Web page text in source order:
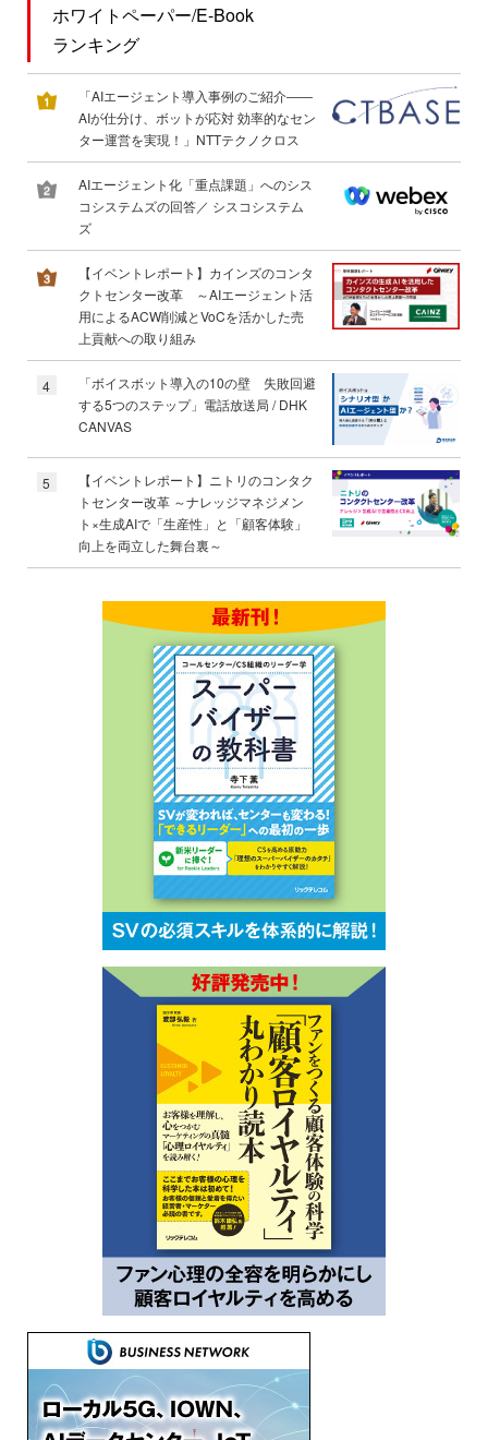
ホワイトペーパー/E-Book
ランキング
「AIエージェント導入事例のご紹介――
AIが仕分け、ボットが応対 効率的なセン
ター運営を実現！」NTTテクノクロス
AIエージェント化「重点課題」へのシス
コシステムズの回答／ シスコシステム
ズ
【イベントレポート】カインズのコンタ
クトセンター改革 ～AIエージェント活
用によるACW削減とVoCを活かした売
上貢献への取り組み
4
「ボイスボット導入の10の壁 失敗回避
する5つのステップ」電話放送局 / DHK
CANVAS
5
【イベントレポート】ニトリのコンタク
トセンター改革 ～ナレッジマネジメン
ト×生成AIで「生産性」と「顧客体験」
向上を両立した舞台裏～